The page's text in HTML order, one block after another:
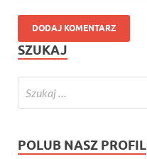
SZUKAJ
POLUB NASZ PROFIL